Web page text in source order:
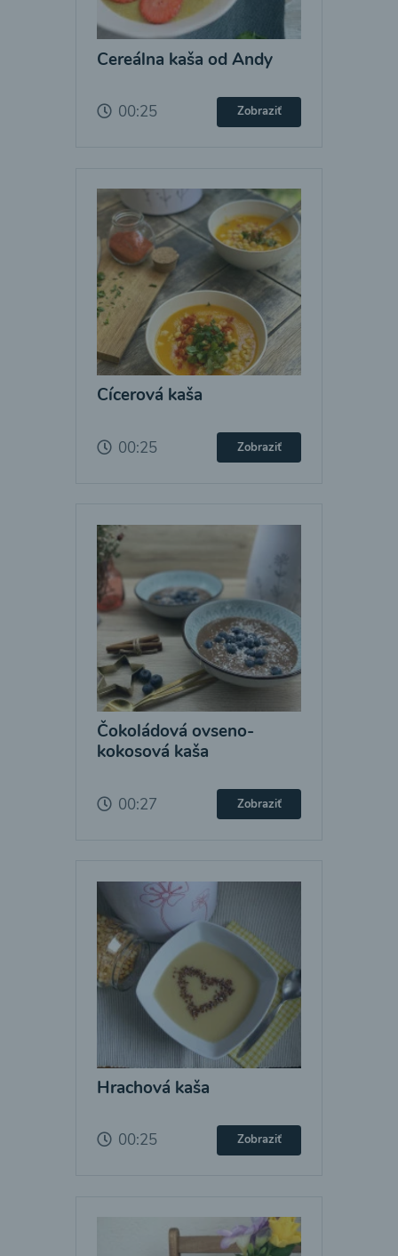
Cereálna kaša od Andy
00:25 Zobraziť
Cícerová kaša
00:25 Zobraziť
Čokoládová ovseno-
kokosová kaša
00:27 Zobraziť
Hrachová kaša
00:25 Zobraziť